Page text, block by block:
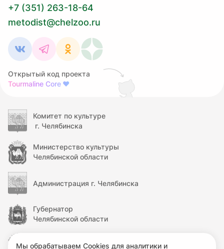
+7 (351) 263-18-64
metodist@chelzoo.ru
Открытый код проекта
Tourmaline Core ❤
Комитет по культуре
г. Челябинска
Министерство культуры
Челябинской области
Администрация г. Челябинска
Губернатор
Челябинской области
Мы обрабатываем Cookies для аналитики и